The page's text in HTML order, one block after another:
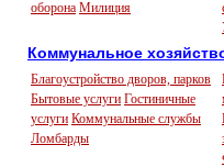
оборона Милиция
Коммунальное
Благоустройство дворов, парков
Бытовые услуги Гостиничные
услуги Коммунальные службы
Ломбарды